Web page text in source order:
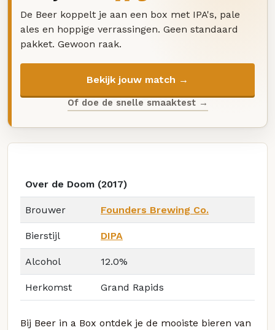
De Beer koppelt je aan een box met IPA's, pale
ales en hoppige verrassingen. Geen standaard
pakket. Gewoon raak.
Bekijk jouw match →
Of doe de snelle smaaktest →
Over de Doom (2017)
Brouwer Founders Brewing Co.
Bierstijl DIPA
Alcohol 12.0%
Herkomst Grand Rapids
Bij Beer in a Box ontdek je de mooiste bieren van